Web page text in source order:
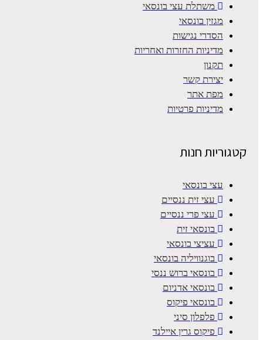
משתלת עצי בונסאי
מגזין בונסאי
הסדרי נגישות
מדיניות החזרות ואחריות
תקנון
יצירת קשר
מפת אתר
מדיניות פרטיות
קטגוריות חנות
עצי בונסאי
עצי זית ננסיים
עצי פרי ננסיים
בונסאי זית
עציצי בונסאי
בוגנוויליה בונסאי
בונסאי ברוש ננסי
בונסאי אדניום
בונסאי פיקוס
פלפלון סיני
פיקוס גרין איילנד